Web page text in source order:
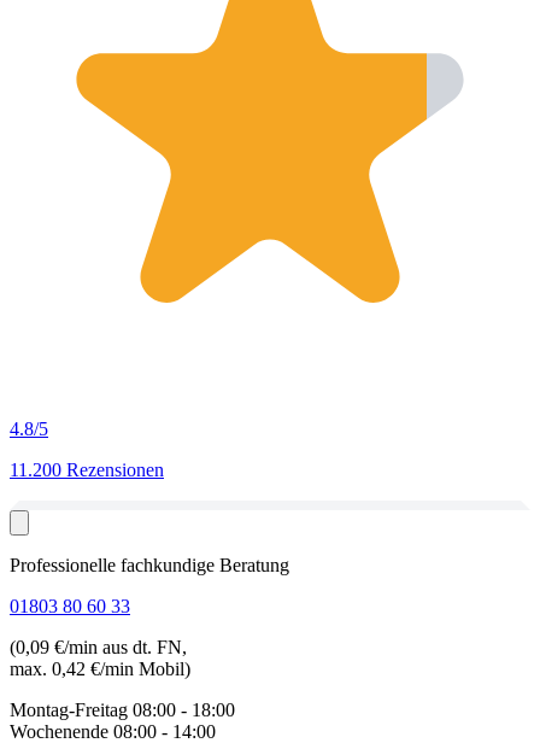
4.8/5
11.200 Rezensionen
Professionelle fachkundige Beratung
01803 80 60 33
(0,09 €/min aus dt. FN,
max. 0,42 €/min Mobil)
Montag-Freitag 08:00 - 18:00
Wochenende 08:00 - 14:00